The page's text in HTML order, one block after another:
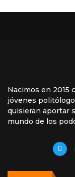
Nacimos en 2015
jóvenes
quisieran aportar
mundo de los